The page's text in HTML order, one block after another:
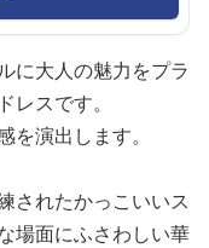
に大人の魅力をプラ
スです。
演出します。
されたかっこいいス
場面にふさわしい華